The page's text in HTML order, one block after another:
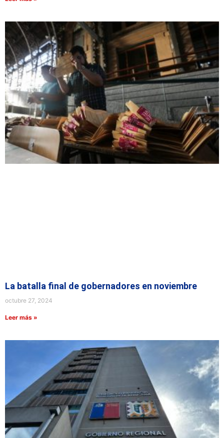
La batalla final de gobernadores en noviembre
octubre 27, 2024
Leer más »